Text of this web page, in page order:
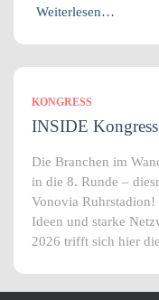
Weiterlesen…
KONGRESS
INSIDE
Die Branchen im
in die 8. Runde –
Vonovia
Ideen und starke
2026 trifft sich hier die